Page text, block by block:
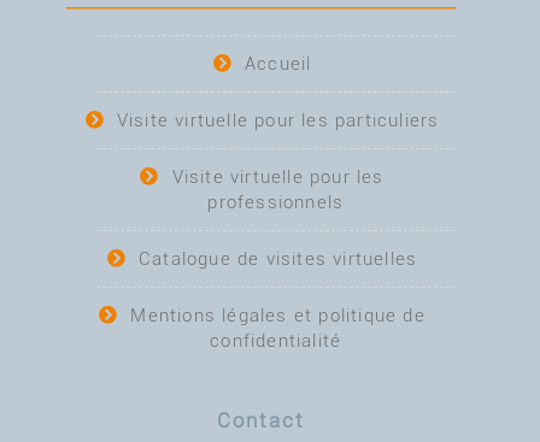
Accueil
Visite virtuelle pour les particuliers
Visite virtuelle pour les
professionnels
Catalogue de visites virtuelles
Mentions légales et politique de
confidentialité
Contact